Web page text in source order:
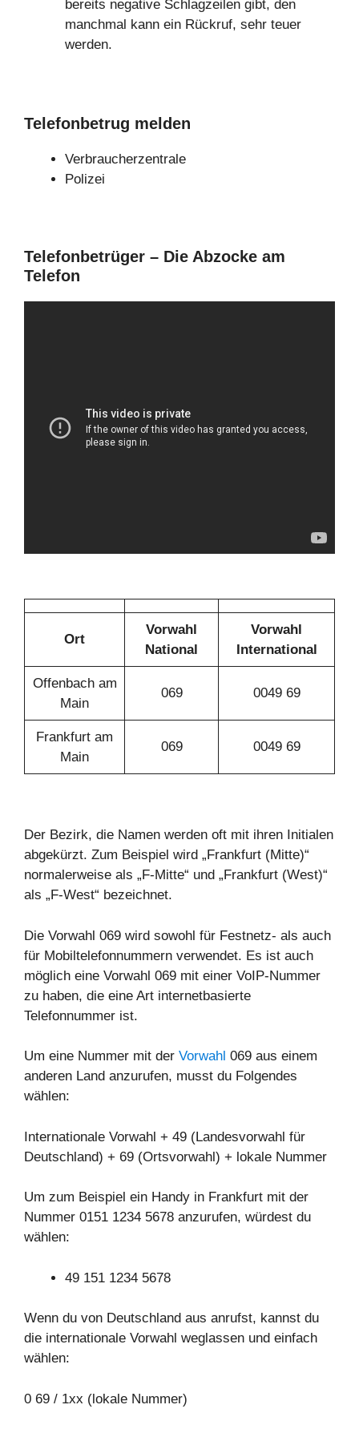
bereits negative Schlagzeilen gibt, den
manchmal kann ein Rückruf, sehr teuer
werden.
Telefonbetrug melden
Verbraucherzentrale
Polizei
Telefonbetrüger – Die Abzocke am
Telefon
Ort
Vorwahl
National
Vorwahl
International
Offenbach am
Main
069 0049 69
Frankfurt am
Main
069 0049 69
Der Bezirk, die Namen werden oft mit ihren Initialen
abgekürzt. Zum Beispiel wird „Frankfurt (Mitte)“
normalerweise als „F-Mitte“ und „Frankfurt (West)“
als „F-West“ bezeichnet.
Die Vorwahl 069 wird sowohl für Festnetz- als auch
für Mobiltelefonnummern verwendet. Es ist auch
möglich eine Vorwahl 069 mit einer VoIP-Nummer
zu haben, die eine Art internetbasierte
Telefonnummer ist.
Um eine Nummer mit der Vorwahl 069 aus einem
anderen Land anzurufen, musst du Folgendes
wählen:
Internationale Vorwahl + 49 (Landesvorwahl für
Deutschland) + 69 (Ortsvorwahl) + lokale Nummer
Um zum Beispiel ein Handy in Frankfurt mit der
Nummer 0151 1234 5678 anzurufen, würdest du
wählen:
49 151 1234 5678
Wenn du von Deutschland aus anrufst, kannst du
die internationale Vorwahl weglassen und einfach
wählen:
0 69 / 1xx (lokale Nummer)